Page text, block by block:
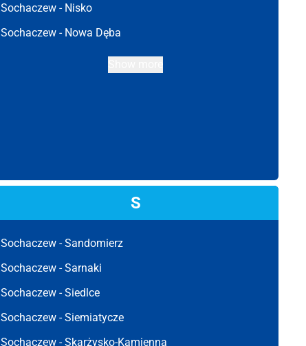
Sochaczew - Nisko
Sochaczew - Nowa Dęba
S
Sochaczew -Sandomierz
Sochaczew -Sarnaki
Sochaczew -Siedlce
Sochaczew -Siemiatycze
Sochaczew -Skarżysko-Kamienna